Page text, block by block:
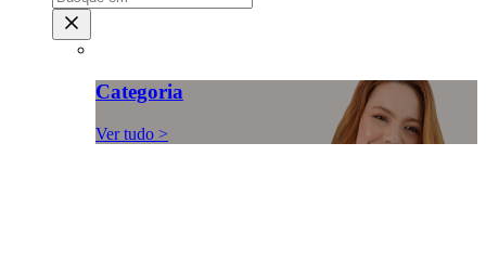
Categoria
Ver tudo >